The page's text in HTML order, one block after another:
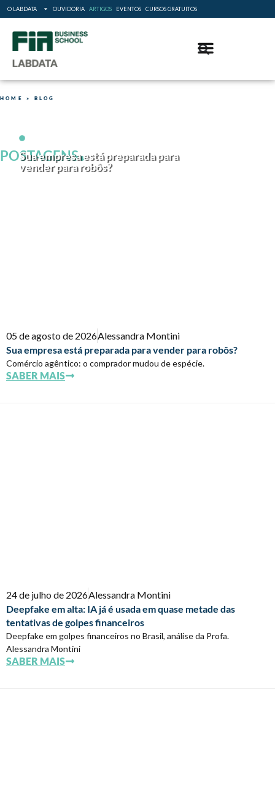
O LABDATA OUVIDORIA ARTIGOS EVENTOS CURSOS GRATUITOS
HOME » BLOG
Sua empresa está preparada para
vender para robôs?
POSTAGENS.
05 de agosto de 2026Alessandra Montini
Sua empresa está preparada para vender para robôs?
Comércio agêntico: o comprador mudou de espécie.
SABER MAIS
24 de julho de 2026Alessandra Montini
Deepfake em alta: IA já é usada em quase metade das
tentativas de golpes financeiros
Deepfake em golpes financeiros no Brasil, análise da Profa.
Alessandra Montini
SABER MAIS